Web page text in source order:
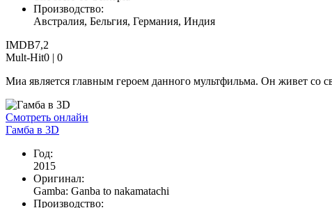
Производство:
Австралия, Бельгия, Германия, Индия
IMDB7,2
Mult-Hit0 | 0
Миа является главным героем данного мультфильма. Он живет со
Смотреть онлайн
Гамба в 3D
Год:
2015
Оригинал:
Gamba: Ganba to nakamatachi
Производство: